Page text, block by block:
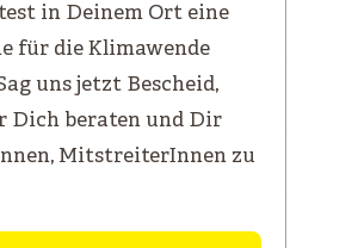
in Deinem Ort eine
für die Klimawende
uns jetzt Bescheid,
Dich beraten und Dir
MitstreiterInnen zu